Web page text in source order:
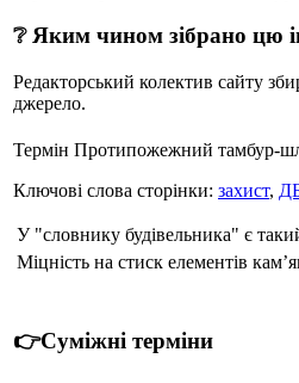
❔ Яким чином зібрано цю
Редакторський колектив сайту
джерело.
Термін Протипожежний тамбур-
Ключові слова сторінки: захист,
У "словнику будівельника" є
Міцність на стиск елементів
👉Суміжні терміни